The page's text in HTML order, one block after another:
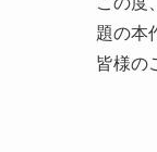
題の本
皆様の